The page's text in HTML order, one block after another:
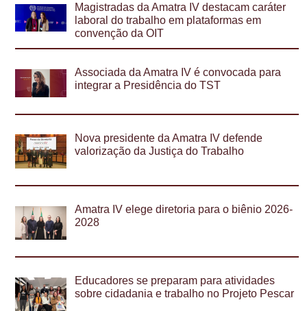
Magistradas da Amatra IV destacam caráter
laboral do trabalho em plataformas em
convenção da OIT
Associada da Amatra IV é convocada para
integrar a Presidência do TST
Nova presidente da Amatra IV defende
valorização da Justiça do Trabalho
Amatra IV elege diretoria para o biênio 2026-
2028
Educadores se preparam para atividades
sobre cidadania e trabalho no Projeto Pescar